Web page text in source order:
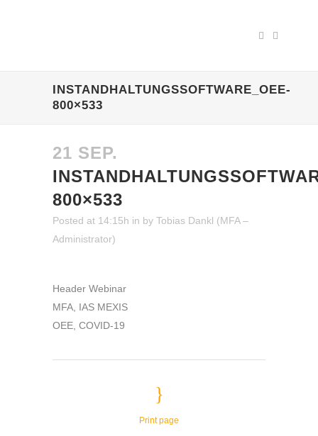
INSTANDHALTUNGSSOFTWARE_OEE-
800×533
21 SEP.
800×533
Posted at 14:15h in by Tobias Dankl (MFA –
Administrator)
Header Webinar
MFA, IAS MEXIS
OEE, COVID-19
Print page